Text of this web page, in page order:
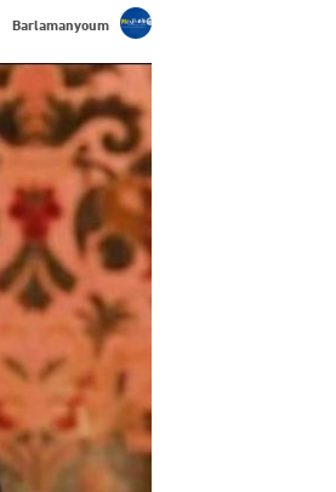
Barlamanyoum